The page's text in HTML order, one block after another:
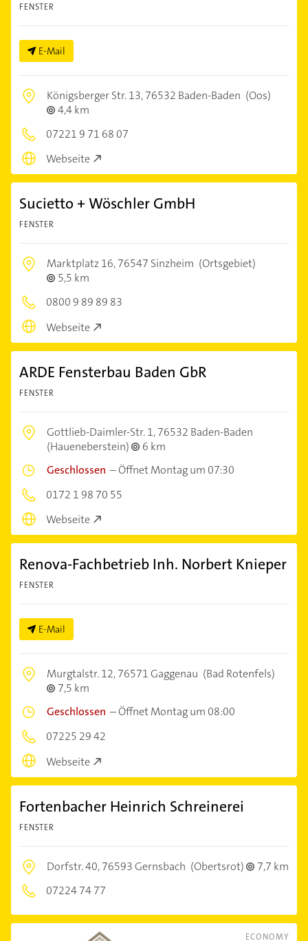
FENSTER
E-Mail
Königsberger Str. 13,76532 Baden-Baden (Oos)
4,4 km
07221 9 71 68 07
Webseite
Sucietto + Wöschler GmbH
FENSTER
Marktplatz 16,76547 Sinzheim (Ortsgebiet)
5,5 km
0800 9 89 89 83
Webseite
ARDE Fensterbau Baden GbR
FENSTER
Gottlieb-Daimler-Str. 1,76532 Baden-Baden
(Haueneberstein)
6 km
Geschlossen –Öffnet Montag um 07:30
0172 1 98 70 55
Webseite
Renova-Fachbetrieb Inh. Norbert Knieper
FENSTER
E-Mail
Murgtalstr. 12,76571 Gaggenau (Bad Rotenfels)
7,5 km
Geschlossen –Öffnet Montag um 08:00
07225 29 42
Webseite
Fortenbacher Heinrich Schreinerei
FENSTER
Dorfstr. 40,76593 Gernsbach (Obertsrot)
7,7 km
07224 74 77
ECONOMY